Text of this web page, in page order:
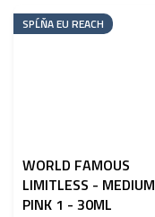
SPĹŇA EU REACH
WORLD FAMOUS
LIMITLESS - MEDIUM
PINK 1 - 30ML